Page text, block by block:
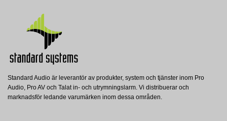
Standard Audio är leverantör av produkter, system och tjänster inom Pro
Audio, Pro AV och Talat in- och utrymningslarm. Vi distribuerar och
marknadsför ledande varumärken inom dessa områden.